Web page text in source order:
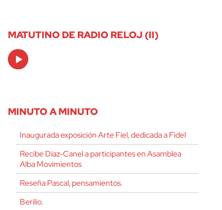
MATUTINO DE RADIO RELOJ (II)
Audio
Player
MINUTO A MINUTO
Inaugurada exposición Arte Fiel, dedicada a Fidel
Recibe Díaz-Canel a participantes en Asamblea
Alba Movimientos
Reseña Pascal, pensamientos.
Berilio.